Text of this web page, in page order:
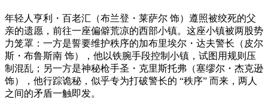
年轻人亨利・百老汇（布兰登・莱萨尔 饰）遵照被绞死的父
亲的遗愿，前往一座偏僻荒凉的西部小镇。这座小镇被两股势
力笼罩：一方是誓要维护秩序的加布里埃尔・达夫警长（皮尔
斯・布鲁斯南 饰），他以铁腕手段控制小镇，试图用规则压
制混乱；另一方是神秘枪手圣・克里斯托弗（塞缪尔・杰克逊
饰），他行踪诡秘，似乎专为打破警长的 “秩序” 而来，两人
之间的矛盾一触即发。